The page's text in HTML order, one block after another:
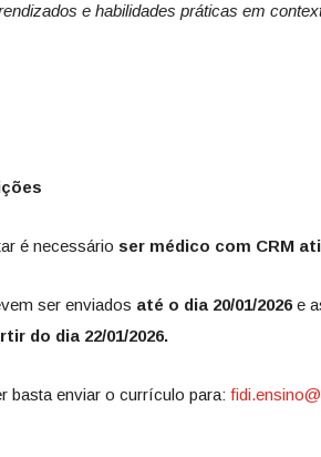
e habilidades práticas em
é necessário ser médico com CRM
ser enviados até o dia 20/01/2026e
do dia 22/01/2026.
basta enviar o currículo para: